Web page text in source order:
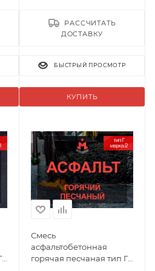
КУПИТЬ
РАССЧИТАТЬ
ДОСТАВКУ
БЫСТРЫЙ ПРОСМОТР
Смесь
асфальтобетонная
горячая песчаная тип Г